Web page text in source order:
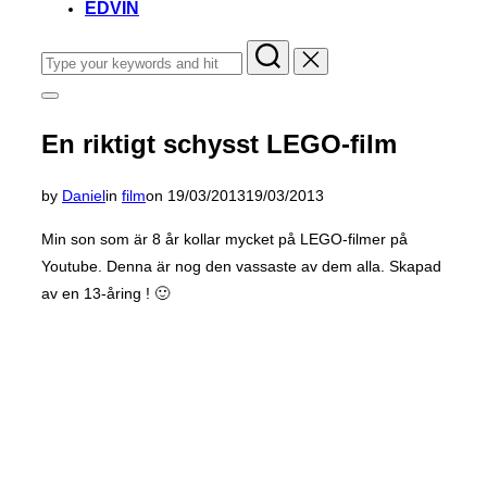
EDVIN
Search
for:
Toggle
&
navigation
En riktigt schysst LEGO-film
by Danielin filmon Posted
19/03/201319/03/2013
Min son som är 8 år kollar mycket på LEGO-filmer på
Youtube. Denna är nog den vassaste av dem alla. Skapad
av en 13-åring ! 🙂